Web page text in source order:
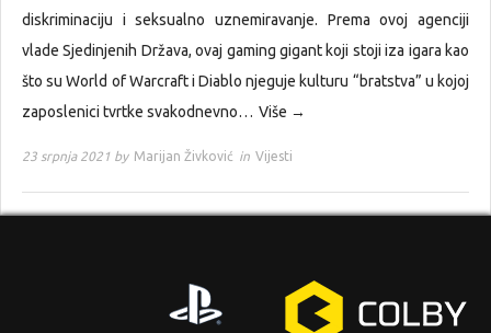
diskriminaciju i seksualno uznemiravanje. Prema ovoj agenciji
vlade Sjedinjenih Država, ovaj gaming gigant koji stoji iza igara kao
što su World of Warcraft i Diablo njeguje kulturu “bratstva” u kojoj
zaposlenici tvrtke svakodnevno… Više →
23 srpnja 2021 by Marijan Živković in Vijesti